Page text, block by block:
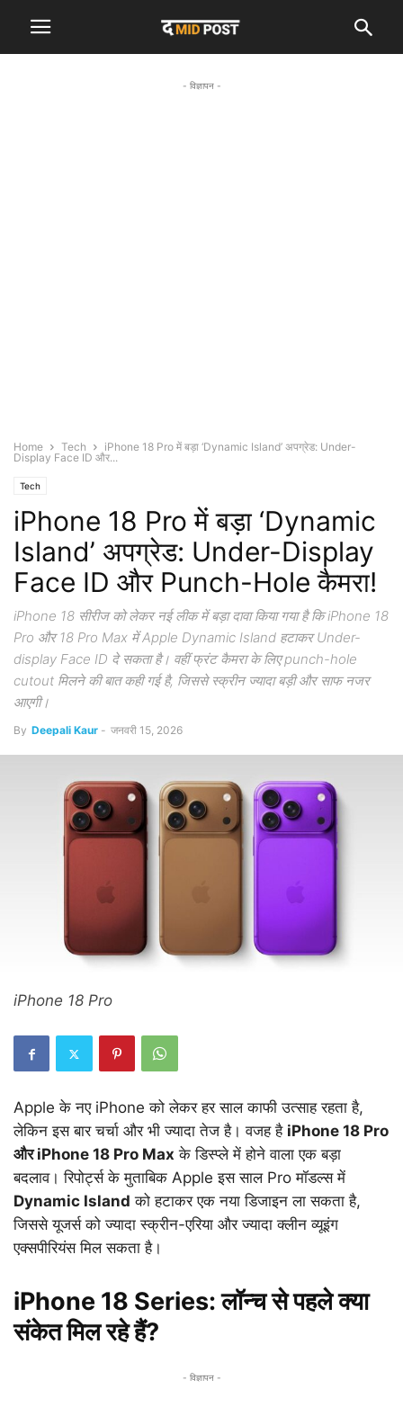
- विज्ञापन -
Home Tech
iPhone 18 Pro में बड़ा ‘Dynamic Island’ अपग्रेड: Under-
Display Face ID और...
Tech
iPhone 18 Pro में बड़ा ‘Dynamic
Island’ अपग्रेड: Under-Display
Face ID और Punch-Hole कैमरा!
iPhone 18 सीरीज को लेकर नई लीक में बड़ा दावा किया गया है कि iPhone 18
Pro और 18 Pro Max में Apple Dynamic Island हटाकर Under-
display Face ID दे सकता है। वहीं फ्रंट कैमरा के लिए punch-hole
cutout मिलने की बात कही गई है, जिससे स्क्रीन ज्यादा बड़ी और साफ नजर
आएगी।
By Deepali Kaur - जनवरी 15, 2026
iPhone 18 Pro
Apple के नए iPhone को लेकर हर साल काफी उत्साह रहता है,
लेकिन इस बार चर्चा और भी ज्यादा तेज है। वजह है iPhone 18 Pro
और iPhone 18 Pro Max के डिस्प्ले में होने वाला एक बड़ा
बदलाव। रिपोर्ट्स के मुताबिक Apple इस साल Pro मॉडल्स में
Dynamic Island को हटाकर एक नया डिजाइन ला सकता है,
जिससे यूजर्स को ज्यादा स्क्रीन-एरिया और ज्यादा क्लीन व्यूइंग
एक्सपीरियंस मिल सकता है।
iPhone 18 Series: लॉन्च से पहले क्या
संकेत मिल रहे हैं?
- विज्ञापन -